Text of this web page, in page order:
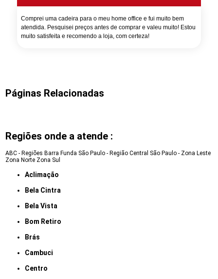
Comprei uma cadeira para o meu home office e fui muito bem
atendida. Pesquisei preços antes de comprar e valeu muito! Estou
muito satisfeita e recomendo a loja, com certeza!
Páginas Relacionadas
Regiões onde a atende :
ABC - Regiões Barra Funda São Paulo - Região Central São Paulo - Zona Leste
Zona Norte Zona Sul
Aclimação
Bela Cintra
Bela Vista
Bom Retiro
Brás
Cambuci
Centro